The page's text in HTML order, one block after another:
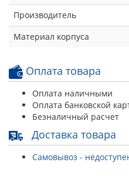
Производитель
Материал корпуса
Оплата товара
Оплата наличными
Оплата банковской
Безналичный расчет
Доставка товара
Самовывоз -